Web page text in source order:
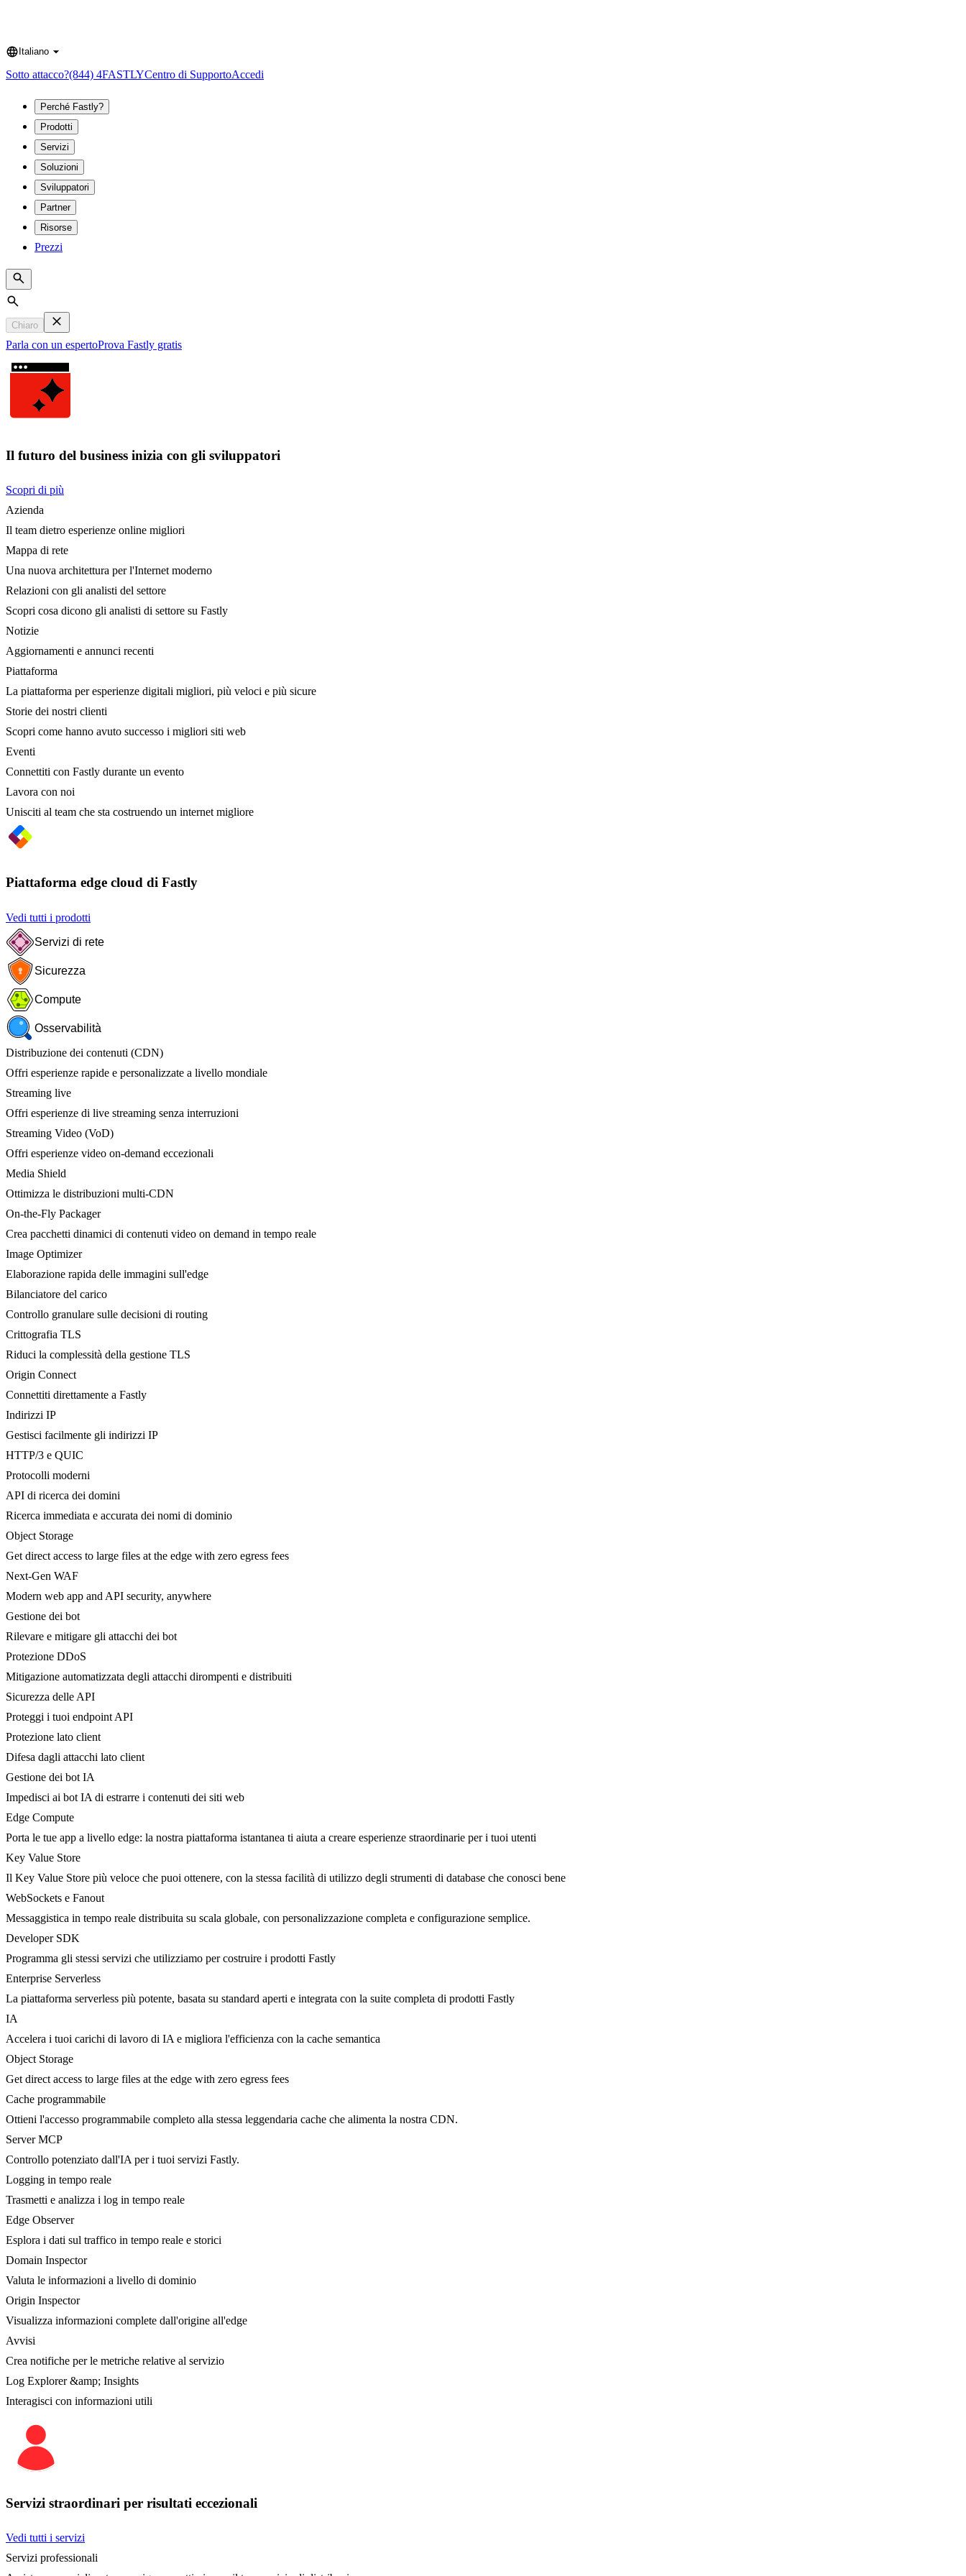
Language
Italiano
Sotto attacco?(844) 4FASTLYCentro di SupportoAccedi
Perché Fastly?
Prodotti
Servizi
Soluzioni
Sviluppatori
Partner
Risorse
Prezzi
Search
Chiaro
Parla con un espertoProva Fastly gratis
Il futuro del business inizia con gli sviluppatori
Scopri di più
Azienda
Il team dietro esperienze online migliori
Mappa di rete
Una nuova architettura per l'Internet moderno
Relazioni con gli analisti del settore
Scopri cosa dicono gli analisti di settore su Fastly
Notizie
Aggiornamenti e annunci recenti
Piattaforma
La piattaforma per esperienze digitali migliori, più veloci e più sicure
Storie dei nostri clienti
Scopri come hanno avuto successo i migliori siti web
Eventi
Connettiti con Fastly durante un evento
Lavora con noi
Unisciti al team che sta costruendo un internet migliore
Piattaforma edge cloud di Fastly
Vedi tutti i prodotti
Servizi di rete
Sicurezza
Compute
Osservabilità
Distribuzione dei contenuti (CDN)
Offri esperienze rapide e personalizzate a livello mondiale
Streaming live
Offri esperienze di live streaming senza interruzioni
Streaming Video (VoD)
Offri esperienze video on-demand eccezionali
Media Shield
Ottimizza le distribuzioni multi-CDN
On-the-Fly Packager
Crea pacchetti dinamici di contenuti video on demand in tempo reale
Image Optimizer
Elaborazione rapida delle immagini sull'edge
Bilanciatore del carico
Controllo granulare sulle decisioni di routing
Crittografia TLS
Riduci la complessità della gestione TLS
Origin Connect
Connettiti direttamente a Fastly
Indirizzi IP
Gestisci facilmente gli indirizzi IP
HTTP/3 e QUIC
Protocolli moderni
API di ricerca dei domini
Ricerca immediata e accurata dei nomi di dominio
Object Storage
Get direct access to large files at the edge with zero egress fees
Next-Gen WAF
Modern web app and API security, anywhere
Gestione dei bot
Rilevare e mitigare gli attacchi dei bot
Protezione DDoS
Mitigazione automatizzata degli attacchi dirompenti e distribuiti
Sicurezza delle API
Proteggi i tuoi endpoint API
Protezione lato client
Difesa dagli attacchi lato client
Gestione dei bot IA
Impedisci ai bot IA di estrarre i contenuti dei siti web
Edge Compute
Porta le tue app a livello edge: la nostra piattaforma istantanea ti aiuta a creare esperienze straordinarie per i tuoi utenti
Key Value Store
Il Key Value Store più veloce che puoi ottenere, con la stessa facilità di utilizzo degli strumenti di database che conosci bene
WebSockets e Fanout
Messaggistica in tempo reale distribuita su scala globale, con personalizzazione completa e configurazione semplice.
Developer SDK
Programma gli stessi servizi che utilizziamo per costruire i prodotti Fastly
Enterprise Serverless
La piattaforma serverless più potente, basata su standard aperti e integrata con la suite completa di prodotti Fastly
IA
Accelera i tuoi carichi di lavoro di IA e migliora l'efficienza con la cache semantica
Object Storage
Get direct access to large files at the edge with zero egress fees
Cache programmabile
Ottieni l'accesso programmabile completo alla stessa leggendaria cache che alimenta la nostra CDN.
Server MCP
Controllo potenziato dall'IA per i tuoi servizi Fastly.
Logging in tempo reale
Trasmetti e analizza i log in tempo reale
Edge Observer
Esplora i dati sul traffico in tempo reale e storici
Domain Inspector
Valuta le informazioni a livello di dominio
Origin Inspector
Visualizza informazioni complete dall'origine all'edge
Avvisi
Crea notifiche per le metriche relative al servizio
Log Explorer &amp; Insights
Interagisci con informazioni utili
Servizi straordinari per risultati eccezionali
Vedi tutti i servizi
Servizi professionali